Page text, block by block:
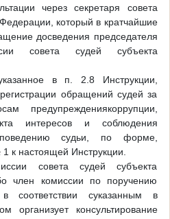
через секретаря совета
который в кратчайшие
досведения председателя
совета судей субъекта
в п. 2.8 Инструкции,
обращений судей за
предупреждениякоррупции,
интересов и соблюдения
поведению судьи, по форме,
к настоящей Инструкции.
совета судей субъекта
член комиссии по поручению
соответствии суказанным в
организует консультирование